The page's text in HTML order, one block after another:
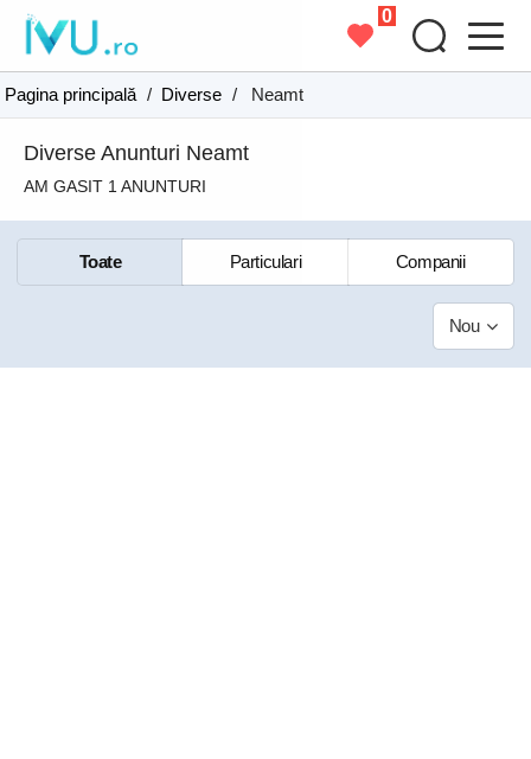
0
Pagina principală / Diverse / Neamt
Diverse Anunturi Neamt
AM GASIT 1 ANUNTURI
Toate Particulari Companii
Nou